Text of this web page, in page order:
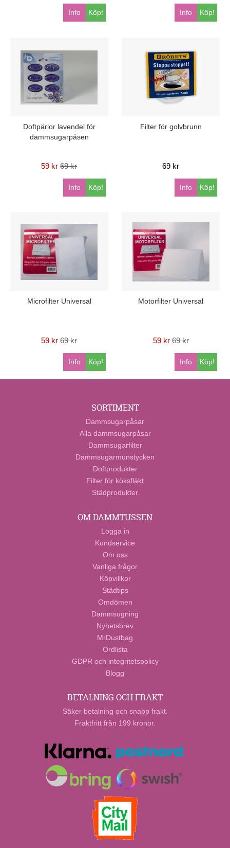
Köp!
Info Köp!
Info
Doftpärlor lavendel för
dammsugarpåsen
59 kr 69 kr
Köp!
Info
Filter för golvbrunn
69 kr
Köp!
Info
Microfilter Universal
59 kr 69 kr
Köp!
Info
Motorfilter Universal
59 kr 69 kr
Köp!
Info
SORTIMENT
Dammsugarpåsar
Alla dammsugarpåsar
Dammsugarfilter
Dammsugarmunstycken
Doftprodukter
Filter för köksfläkt
Städprodukter
OM DAMMTUSSEN
Logga in
Kundservice
Om oss
Vanliga frågor
Köpvillkor
Städtips
Omdömen
Dammsugning
Nyhetsbrev
MrDustbag
Ordlista
GDPR och integritetspolicy
Blogg
BETALNING OCH FRAKT
Säker betalning och snabb frakt.
Fraktfritt från 199 kronor.